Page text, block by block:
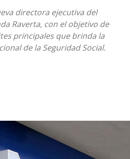
directora ejecutiva del
Raverta, con el objetivo de
principales que brinda la
de la Seguridad Social.